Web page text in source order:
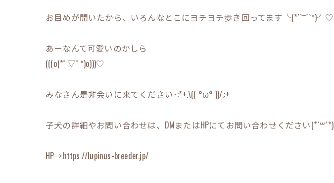
お目めが開いたから、いろんなとこにヨチヨチ歩き回ってます╰(*´︶`*)╯♡
あーなんて可愛いのかしら
(((o(*ﾟ▽ﾟ*)o)))♡
みなさん是非会いに来てください･:*+.\(( °ω° ))/.:+
子犬の詳細やお問い合わせは、DMまたはHPにてお問い合わせください(*´꒳`*)
HP→https://lupinus-breeder.jp/